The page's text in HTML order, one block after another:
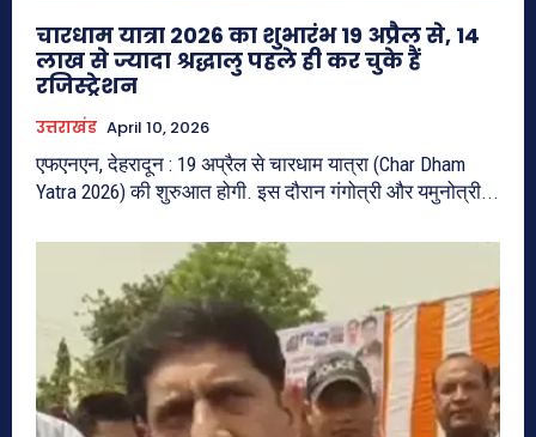
चारधाम यात्रा 2026 का शुभारंभ 19 अप्रैल से, 14
लाख से ज्यादा श्रद्धालु पहले ही कर चुके हैं
रजिस्ट्रेशन
उत्तराखंड April 10, 2026
एफएनएन, देहरादून : 19 अप्रैल से चारधाम यात्रा (Char Dham
Yatra 2026) की शुरुआत होगी. इस दौरान गंगोत्री और यमुनोत्री...